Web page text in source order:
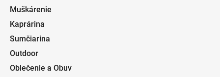
Muškárenie
Kaprárina
Sumčiarina
Outdoor
Oblečenie a Obuv